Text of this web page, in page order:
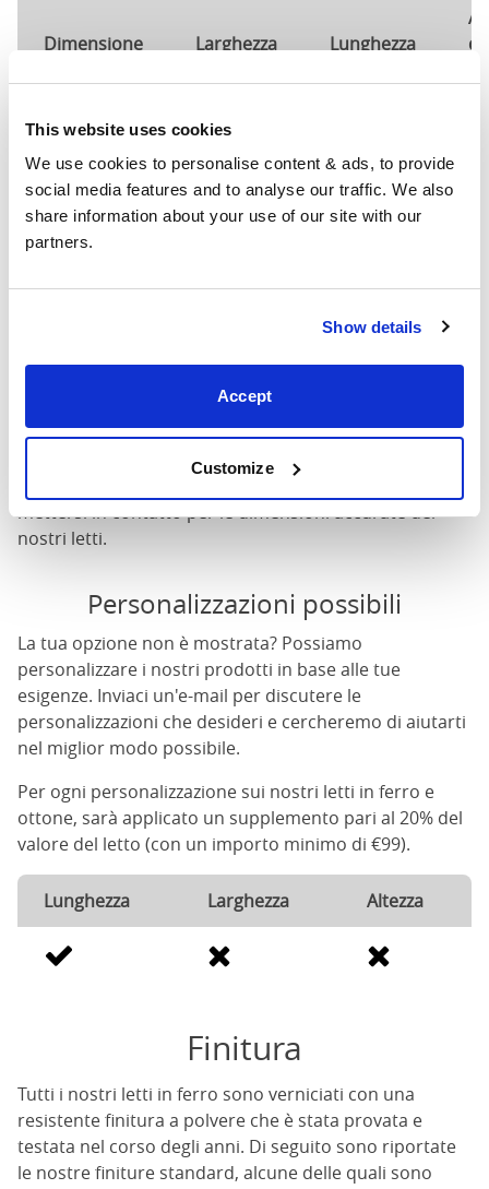
This website uses cookies
We use cookies to personalise content & ads, to provide
social media features and to analyse our traffic. We also
share information about your use of our site with our
partners.
Show details
Accept
Customize
Dimensione Larghezza Lunghezza
120cm X
51"
Dimensioni del materasso
: La dimensione del
materasso richiesta per questo letto
Larghezza
Lunghezza: La lunghezza esterna del letto
Altezza del piede: L'altezza massima dell'estremità dei
Queste dimensioni sono le dimensioni esterne del
telaio del letto. Ci possono essere variazioni fino a un
mettersi in contatto per le dimensioni accurate dei
nostri letti.
Personalizzazioni possibili
La tua opzione non è mostrata? Possiamo
personalizzare i nostri prodotti in base alle tue
esigenze. Inviaci un'e-mail per discutere le
personalizzazioni che desideri e cercheremo di aiutarti
nel miglior modo possibile.
Per ogni personalizzazione sui nostri letti in ferro e
ottone, sarà applicato un supplemento pari al 20% del
valore del letto (con un importo minimo di €99).
Lunghezza Larghezza Altezza
Finitura
Tutti i nostri letti in ferro sono verniciati con una
resistente finitura a polvere che è stata provata e
testata nel corso degli anni. Di seguito sono riportate
le nostre finiture standard, alcune delle quali sono